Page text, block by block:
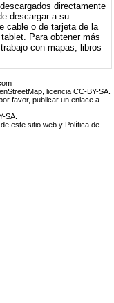
directamente
descargar a su
cable o de tarjeta de la
Para obtener más
con mapas, libros
licencia CC-BY-SA.
favor, publicar un enlace a
SA
este sitio web y Política de